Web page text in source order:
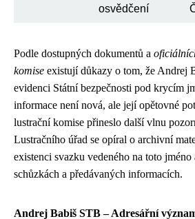
osvědčení
Podle dostupných dokumentů a
komise existují důkazy o tom, že Andrej
evidenci Státní bezpečnosti pod krycím
informace není nová, ale její opětovné
lustrační komise přineslo další vlnu
Lustračního úřad se opíral o archivní
existenci svazku vedeného na toto
schůzkách a předávaných informacích.
Andrej Babiš STB – Adresářní